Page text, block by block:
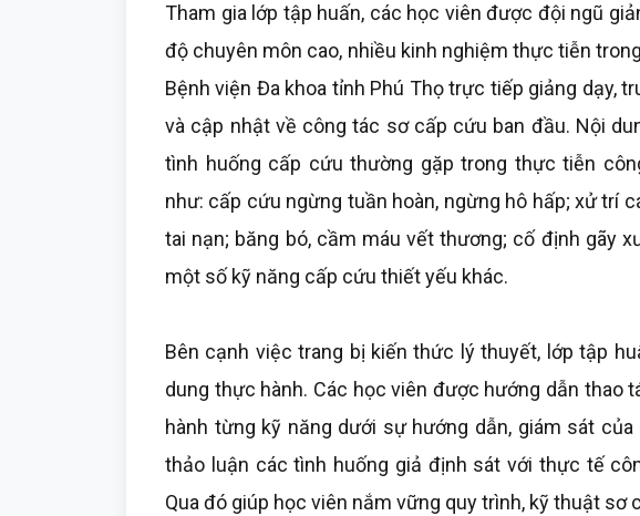
Tham gia lớp tập huấn, các học viên được đội ngũ
độ chuyên môn cao, nhiều kinh nghiệm thực tiễn
Bệnh viện Đa khoa tỉnh Phú Thọ trực tiếp giảng dạy,
và cập nhật về công tác sơ cấp cứu ban đầu. Nội
tình huống cấp cứu thường gặp trong thực tiễn
như: cấp cứu ngừng tuần hoàn, ngừng hô hấp; xử trí
tai nạn; băng bó, cầm máu vết thương; cố định gãy
một số kỹ năng cấp cứu thiết yếu khác.
Bên cạnh việc trang bị kiến thức lý thuyết, lớp tập
dung thực hành. Các học viên được hướng dẫn thao
hành từng kỹ năng dưới sự hướng dẫn, giám sát
thảo luận các tình huống giả định sát với thực tế
Qua đó giúp học viên nắm vững quy trình, kỹ thuật sơ